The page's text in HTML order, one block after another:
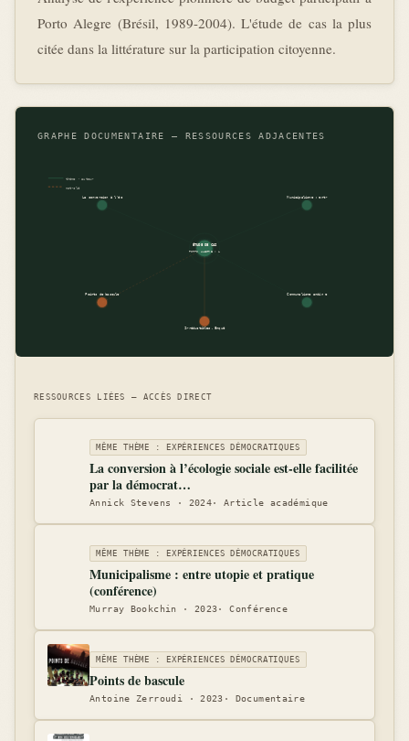
Porto Alegre (Brésil, 1989-2004). L'étude de cas la plus
citée dans la littérature sur la participation citoyenne.
GRAPHE DOCUMENTAIRE — RESSOURCES ADJACENTES
ÉTUDE DE CAS
PORTO ALEGRE : L
La conversion à l’éc Municipalisme : entr
Points de bascule Communalisme andin e
Irréductibles. Enquê
thème · auteur
mot-clé
RESSOURCES LIÉES — ACCÈS DIRECT
MÊME THÈME : EXPÉRIENCES DÉMOCRATIQUES
La conversion à l’écologie sociale est-elle facilitée
par la démocrat…
Annick Stevens · 2024· Article académique
MÊME THÈME : EXPÉRIENCES DÉMOCRATIQUES
Municipalisme : entre utopie et pratique
(conférence)
Murray Bookchin · 2023· Conférence
MÊME THÈME : EXPÉRIENCES DÉMOCRATIQUES
Points de bascule
Antoine Zerroudi · 2023· Documentaire